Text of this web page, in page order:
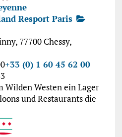
Resport Paris
77700 Chessy,
+33 (0) 1 60 45 62 00
Wilden Westen ein Lager
und Restaurants die